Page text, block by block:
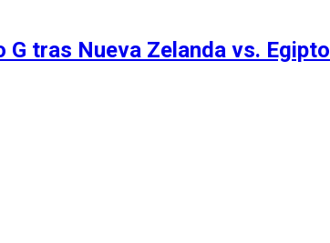
G tras Nueva Zelanda vs. Egipto